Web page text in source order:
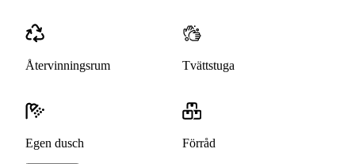
Återvinningsrum Tvättstuga
Egen dusch Förråd